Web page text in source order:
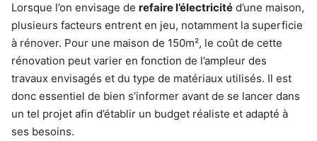
Lorsque l’on envisage de refaire l’électricité d’une maison,
plusieurs facteurs entrent en jeu, notamment la superficie
à rénover. Pour une maison de 150m², le coût de cette
rénovation peut varier en fonction de l’ampleur des
travaux envisagés et du type de matériaux utilisés. Il est
donc essentiel de bien s’informer avant de se lancer dans
un tel projet afin d’établir un budget réaliste et adapté à
ses besoins.